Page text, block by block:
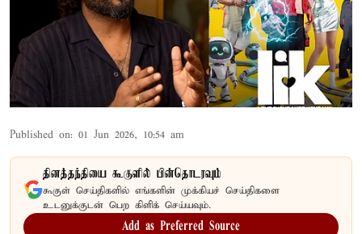
Published on: 01 Jun 2026, 10:54 am
தினத்தந்தியை கூகுளில் பின்தொடரவும்
கூகுள் செய்திகளில் எங்களின் முக்கியச் செய்திகளை
உடனுக்குடன் பெற கிளிக் செய்யவும்.
Add as Preferred Source